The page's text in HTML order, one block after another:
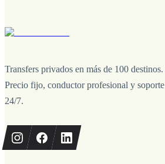
Transfers privados en más de 100 destinos.
Precio fijo, conductor profesional y soporte
24/7.